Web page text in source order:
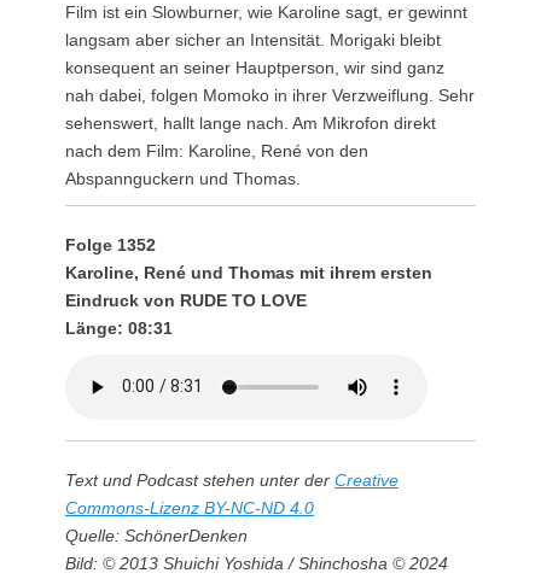
Film ist ein Slowburner, wie Karoline sagt, er gewinnt
langsam aber sicher an Intensität. Morigaki bleibt
konsequent an seiner Hauptperson, wir sind ganz
nah dabei, folgen Momoko in ihrer Verzweiflung. Sehr
sehenswert, hallt lange nach. Am Mikrofon direkt
nach dem Film: Karoline, René von den
Abspannguckern und Thomas.
Folge 1352
Karoline, René und Thomas mit ihrem ersten
Eindruck von RUDE TO LOVE
Länge: 08:31
Text und Podcast stehen unter der Creative
Commons-Lizenz BY-NC-ND 4.0
Quelle: SchönerDenken
Bild: © 2013 Shuichi Yoshida / Shinchosha © 2024